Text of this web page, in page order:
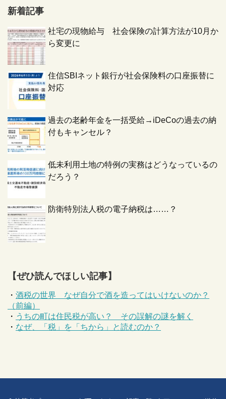
新着記事
社宅の現物給与 社会保険の計算方法が10月か
ら変更に
住信SBIネット銀行が社会保険料の口座振替に
対応
過去の老齢年金を一括受給→iDeCoの過去の納
付もキャンセル？
低未利用土地の特例の実務はどうなっているの
だろう？
防衛特別法人税の電子納税は……？
【ぜひ読んでほしい記事】
・ 酒税の世界 なぜ自分で酒を造ってはいけないのか？
（前編）
・ うちの町は住民税が高い？ その誤解の謎を解く
・ なぜ、「税」を「ちから」と読むのか？